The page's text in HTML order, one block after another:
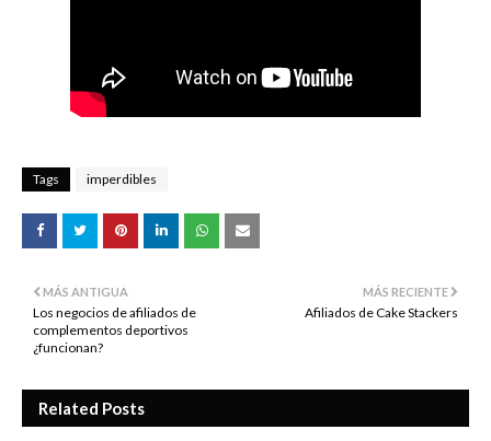
Tags imperdibles
MÁS RECIENTE
Afiliados de Cake Stackers
MÁS ANTIGUA
Los negocios de afiliados de
complementos deportivos
¿funcionan?
Related Posts